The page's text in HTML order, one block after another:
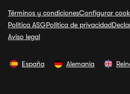
Términos y condicionesConfigurar
Política ASGPolítica de privacidad
Aviso legal
España Alemania